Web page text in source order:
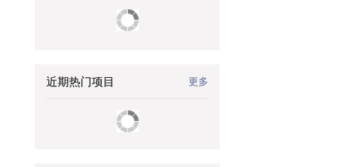
近期热门项目 更多